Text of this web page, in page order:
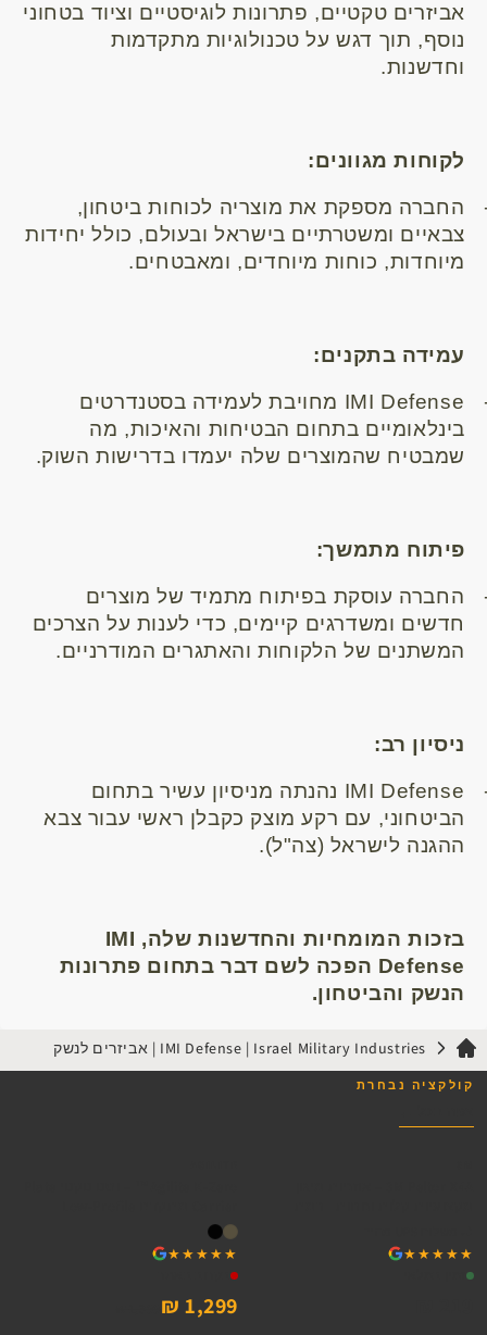
אביזרים טקטיים, פתרונות לוגיסטיים וציוד בטחוני
נוסף, תוך דגש על טכנולוגיות מתקדמות
וחדשנות.
לקוחות מגוונים:
החברה מספקת את מוצריה לכוחות ביטחון,
צבאיים ומשטרתיים בישראל ובעולם, כולל יחידות
מיוחדות, כוחות מיוחדים, ומאבטחים.
עמידה בתקנים:
IMI Defense מחויבת לעמידה בסטנדרטים
בינלאומיים בתחום הבטיחות והאיכות, מה
שמבטיח שהמוצרים שלה יעמדו בדרישות השוק.
פיתוח מתמשך:
החברה עוסקת בפיתוח מתמיד של מוצרים
חדשים ומשדרגים קיימים, כדי לענות על הצרכים
המשתנים של הלקוחות והאתגרים המודרניים.
ניסיון רב:
IMI Defense נהנתה מניסיון עשיר בתחום
הביטחוני, עם רקע מוצק כקבלן ראשי עבור צבא
ההגנה לישראל (צה"ל).
בזכות המומחיות והחדשנות שלה, IMI
Defense הפכה לשם דבר בתחום פתרונות
הנשק והביטחון.
IMI Defense | Israel Military Industries | אביזרים לנשק
קולקציה נבחרת
★★★★★
★★★★★
★★★★★
★★★★★
1,299 ₪